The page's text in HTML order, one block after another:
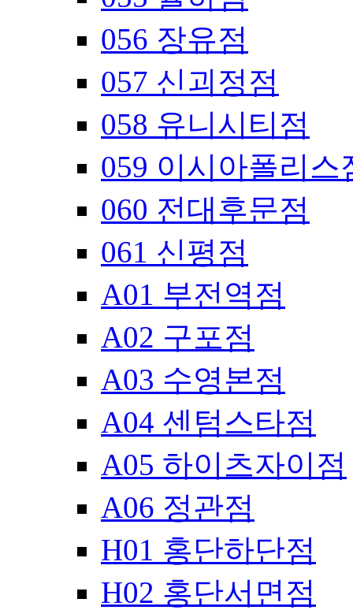
056 장유점
057 신괴정점
058 유니시티점
059 이시아폴리스
060 전대후문점
061 신평점
A01 부전역점
A02 구포점
A03 수영본점
A04 센텀스타점
A05 하이츠자이점
A06 정관점
H01 홍단하단점
H02 홍단서면점